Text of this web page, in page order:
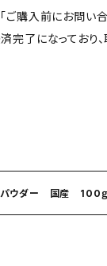
購入前にお問い合
完了になっており
ウダー 国産 100ｇ